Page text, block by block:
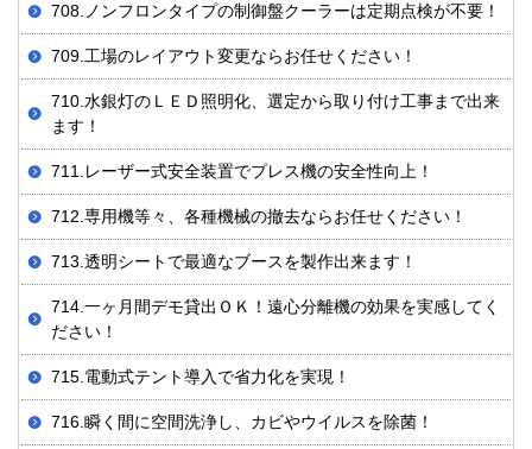
708.ノンフロンタイプの制御盤クーラーは定期点検が不要！
709.工場のレイアウト変更ならお任せください！
710.水銀灯のＬＥＤ照明化、選定から取り付け工事まで出来
ます！
711.レーザー式安全装置でプレス機の安全性向上！
712.専用機等々、各種機械の撤去ならお任せください！
713.透明シートで最適なブースを製作出来ます！
714.一ヶ月間デモ貸出ＯＫ！遠心分離機の効果を実感してく
ださい！
715.電動式テント導入で省力化を実現！
716.瞬く間に空間洗浄し、カビやウイルスを除菌！